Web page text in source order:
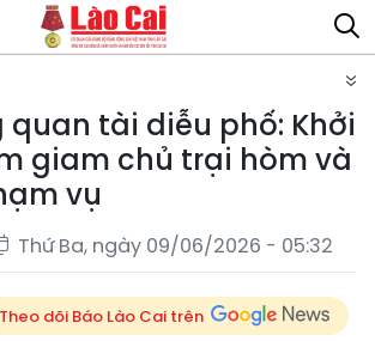
quan tài diễu phố: Khởi
giam chủ trại hòm và
vụ
Thứ Ba, ngày 09/06/2026 - 05:32
Theo dõi Báo Lào Cai trên